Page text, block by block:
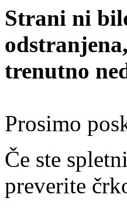
Strani ni
trenutno
Prosimo
Če ste
preverite